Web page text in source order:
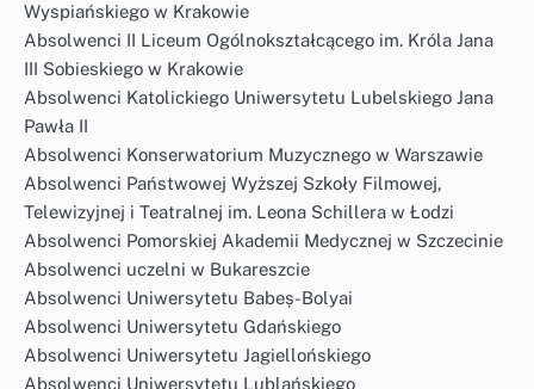
Wyspiańskiego w Krakowie
Absolwenci II Liceum Ogólnokształcącego im. Króla Jana
III Sobieskiego w Krakowie
Absolwenci Katolickiego Uniwersytetu Lubelskiego Jana
Pawła II
Absolwenci Konserwatorium Muzycznego w Warszawie
Absolwenci Państwowej Wyższej Szkoły Filmowej,
Telewizyjnej i Teatralnej im. Leona Schillera w Łodzi
Absolwenci Pomorskiej Akademii Medycznej w Szczecinie
Absolwenci uczelni w Bukareszcie
Absolwenci Uniwersytetu Babeș-Bolyai
Absolwenci Uniwersytetu Gdańskiego
Absolwenci Uniwersytetu Jagiellońskiego
Absolwenci Uniwersytetu Lublańskiego